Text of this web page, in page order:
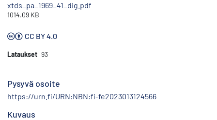
xtds_pa_1969_41_dig.pdf
1014.09 KB
CC BY 4.0
Lataukset 93
Pysyvä osoite
https://urn.fi/URN:NBN:fi-fe2023013124566
Kuvaus